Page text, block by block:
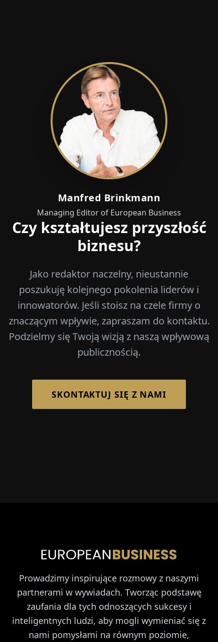
Manfred Brinkmann
Managing Editor of European Business
Czy kształtujesz przyszłość
biznesu?
Jako redaktor naczelny, nieustannie
poszukuję kolejnego pokolenia liderów i
innowatorów. Jeśli stoisz na czele firmy o
znaczącym wpływie, zapraszam do kontaktu.
Podzielmy się Twoją wizją z naszą wpływową
publicznością.
SKONTAKTUJ SIĘ Z NAMI
Prowadzimy inspirujące rozmowy z naszymi
partnerami w wywiadach. Tworząc podstawę
zaufania dla tych odnoszących sukcesy i
inteligentnych ludzi, aby mogli wymieniać się z
nami pomysłami na równym poziomie,